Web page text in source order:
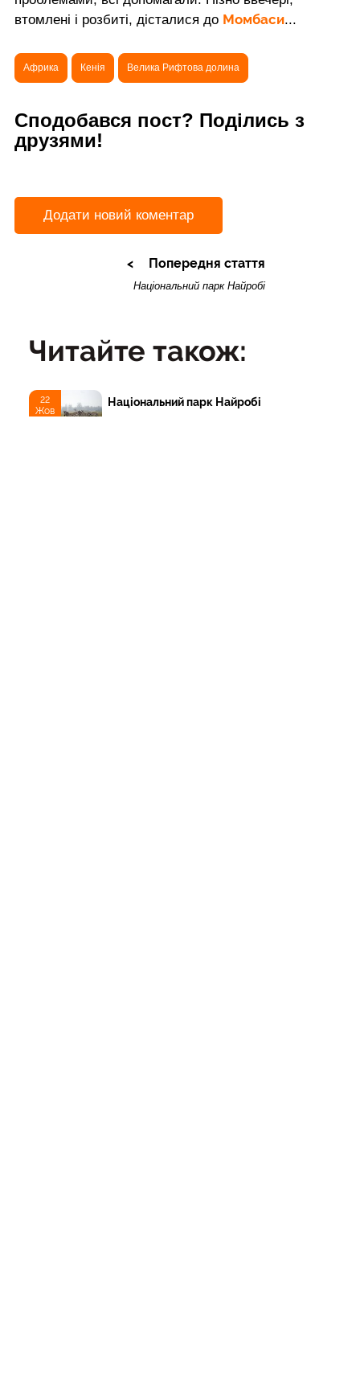
втомлені і розбиті, дісталися до Момбаси...
Африка Кенія Велика Рифтова долина
Сподобався пост? Поділись з
друзями!
Додати новий коментар
Попередня стаття
Національний парк Найробі
Читайте також:
22
Жов
Національний парк Найробі